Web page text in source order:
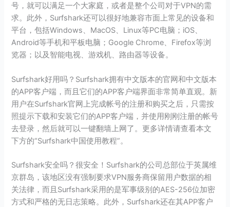
号，就可以满足一个大家庭，或者是整个公司对于VPN的需
求。此外，Surfshark还可以很好地兼容市面上常见的设备和
平台，包括Windows、MacOS、Linux等PC电脑；iOS、
Android等手机和平板电脑；Google Chrome、Firefox等浏
览器；以及智能电视、游戏机、路由器等设备。
Surfshark好用吗？Surfshark拥有中文版本的官网和中文版本
的APP客户端，而且它们的APP客户端界面非常简单直观。新
用户在Surfshark官网上完成帐号的注册和购买之后，只需按
照提示下载和安装它们的APP客户端，并使用刚刚注册的帐号
去登录，然后就可以一键翻墙上网了。更多详情请查看本文
下方的“Surfshark中国使用教程”。
Surfshark安全吗？很安全！Surfshark的公司总部位于英属维
京群岛，该地区没有强制要求VPN服务商保留用户数据的相
关法律，而且Surfshark采用的是军事级别的AES-256位加密
方式和严格的无日志策略。此外，Surfshark还在其APP客户